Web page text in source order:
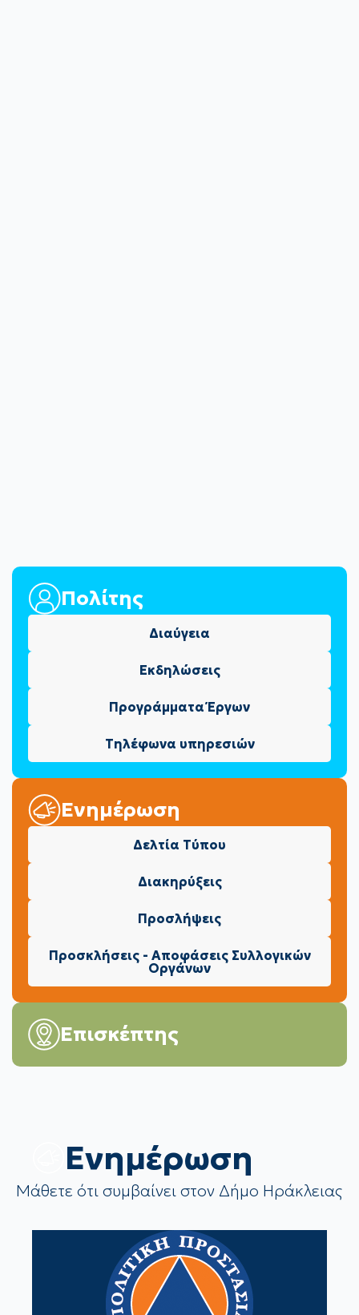
Πολίτης
Διαύγεια
Εκδηλώσεις
Προγράμματα Έργων
Τηλέφωνα υπηρεσιών
Ενημέρωση
Δελτία Τύπου
Διακηρύξεις
Προσλήψεις
Προσκλήσεις - Αποφάσεις Συλλογικών
Οργάνων
Επισκέπτης
Eνημέρωση
Μάθετε ότι συμβαίνει στον Δήμο Ηράκλειας